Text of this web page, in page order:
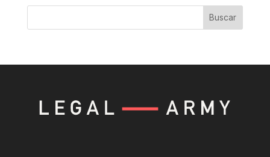
Buscar